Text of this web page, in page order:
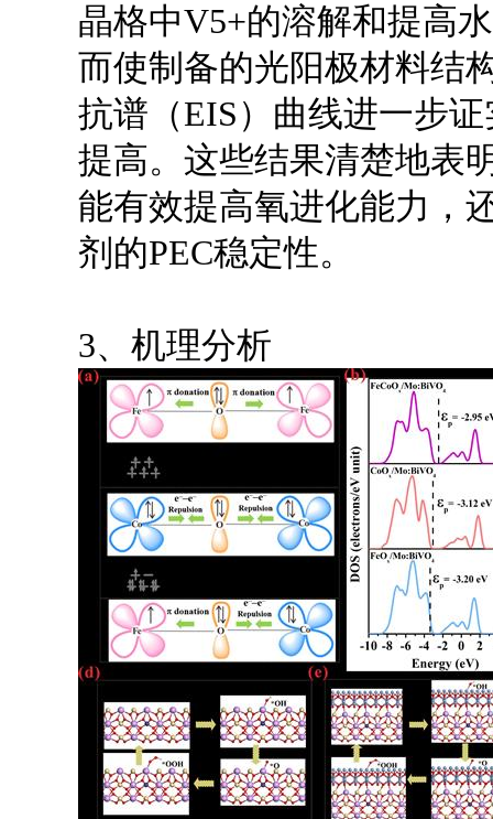
晶格中V5+的溶解和提高
而使制备的光阳极材料结
抗谱（EIS）曲线进一步
提高。这些结果清楚地表
能有效提高氧进化能力，
剂的PEC稳定性。
3、机理分析